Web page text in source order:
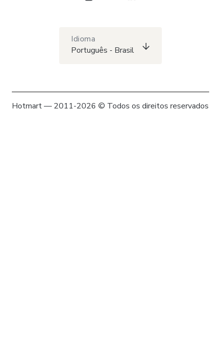
Idioma
Português - Brasil
Hotmart — 2011-2026 © Todos os direitos reservados